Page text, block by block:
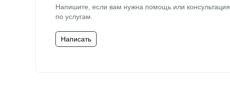
Напишите, если вам нужна помощь или консультация
по услугам.
Написать